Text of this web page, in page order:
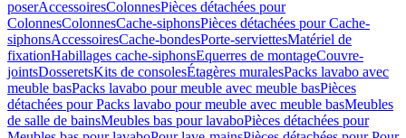
poserAccessoiresColonnesPièces détachées pour
ColonnesColonnesCache-siphonsPièces détachées pour Cache-
siphonsAccessoiresCache-bondesPorte-serviettesMatériel de
fixationHabillages cache-siphonsEquerres de montageCouvre-
jointsDosseretsKits de consolesÉtagères muralesPacks lavabo avec
meuble basPacks lavabo pour meuble avec meuble basPièces
détachées pour Packs lavabo pour meuble avec meuble basMeubles
de salle de bainsMeubles bas pour lavaboPièces détachées pour